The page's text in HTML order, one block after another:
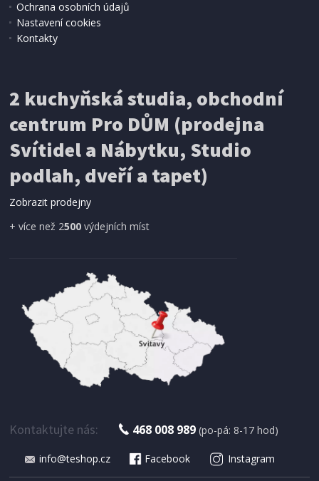
Ochrana osobních údajů
Nastavení cookies
Kontakty
2 kuchyňská studia, obchodní
centrum Pro DŮM (prodejna
Svítidel a Nábytku, Studio
podlah, dveří a tapet)
Zobrazit prodejny
+ více než 2500 výdejních míst
Kontaktujte nás: 468 008 989 (po-pá: 8-17 hod)
info@teshop.cz Facebook Instagram